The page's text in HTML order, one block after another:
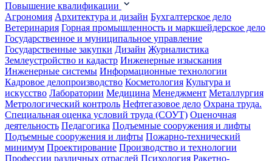
Повышение квалификации
Агрономия Архитектура и дизайн Бухгалтерское дело
Ветеринария Горная промышленность и маркшейдерское дело
Государственное и муниципальное управление
Государственные закупки Дизайн Журналистика
Землеустройство и кадастр Инженерные изыскания
Инженерные системы Информационные технологии
Кадровое делопроизводство Косметология Культура и
искусство Лаборатории Медицина Менеджмент Металлургия
Метрологический контроль Нефтегазовое дело Охрана труда.
Специальная оценка условий труда (СОУТ) Оценочная
деятельность Педагогика Подъемные сооружения и лифты
Подъемные сооружения и лифты Пожарно-технический
минимум Проектирование Производство и технологии
Профессии различных отраслей Психология Ракетно-